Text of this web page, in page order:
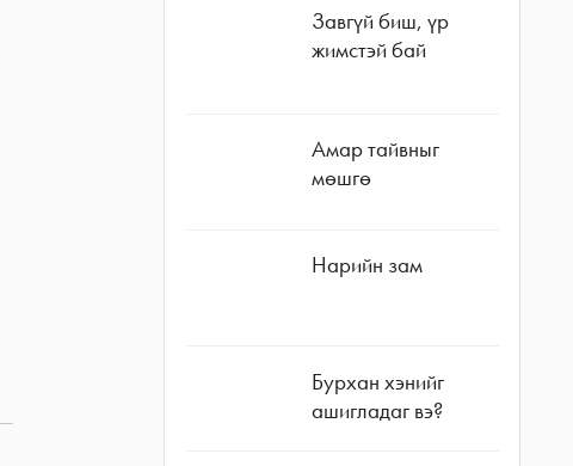
Завгүй биш, үр
жимстэй бай
Амар тайвныг
мөшгө
Нарийн зам
Бурхан хэнийг
ашигладаг вэ?